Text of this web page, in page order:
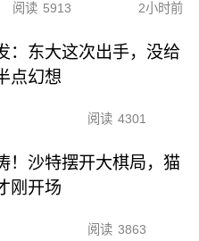
阅读 5913 2小时前
：东大这次出手，没给
点幻想
阅读 4301
！沙特摆开大棋局，猫
刚开场
阅读 3863